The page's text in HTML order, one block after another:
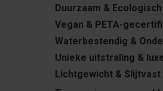
Duurzaam & Ecologisch
Vegan & PETA-
Waterbestendig &
Unieke uitstraling &
Lichtgewicht & Slijtvast